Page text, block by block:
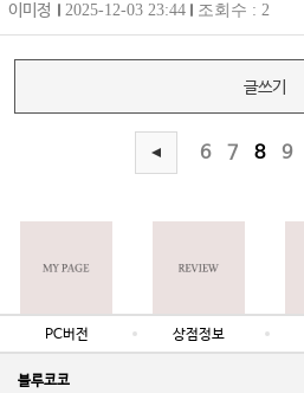
이미정
2025-12-03 23:44 조회수 : 2
글쓰기
6 7 8 9
PC버전 상점정보
블루코코